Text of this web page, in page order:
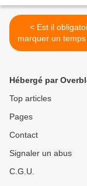
< Est il obligatoire de
marquer un temps
la fin de chaque
Hébergé par
Top articles
Pages
Contact
Signaler un abus
C.G.U.